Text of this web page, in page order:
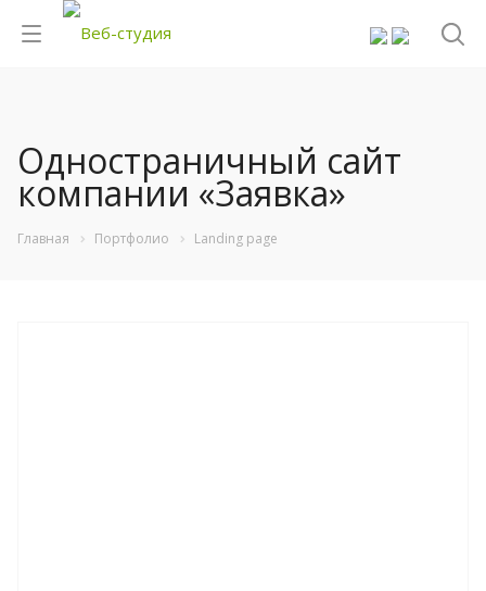
Одностраничный сайт
компании «Заявка»
Главная Портфолио Landing page